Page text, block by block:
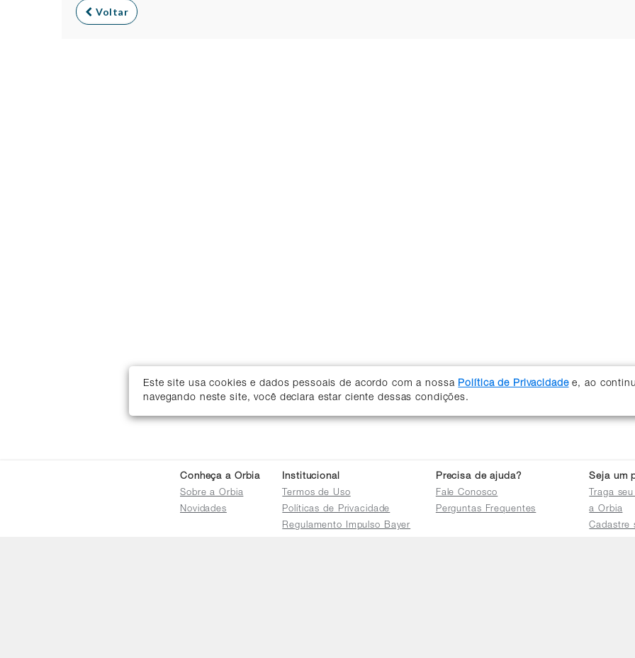
Este site usa cookies e dados pessoais de acordo com a nossa Política de Privacidadee, ao
navegando neste site, você declara estar ciente dessas condições.
Voltar
Conheça a Orbia
Sobre a Orbia
Novidades
Institucional
Termos de Uso
Políticas de Privacidade
Regulamento Impulso Bayer
Precisa de ajuda?
Fale Conosco
Perguntas Frequentes
Seja um
Traga
a Orbia
Cadastre